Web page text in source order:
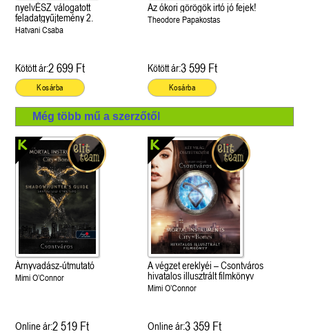
nyelvÉSZ válogatott
feladatgyűjtemény 2.
Hatvani Csaba
Kötött ár:2 699 Ft
Kosárba
Az ókori görögök irtó jó fejek!
Theodore Papakostas
Kötött ár:3 599 Ft
Kosárba
Még több mű a szerzőtől
Árnyvadász-útmutató
Mimi O’Connor
Online ár:2 519 Ft
A végzet ereklyéi – Csontváros
hivatalos illusztrált filmkönyv
Mimi O’Connor
Online ár:3 359 Ft